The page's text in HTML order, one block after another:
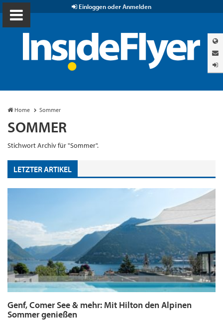
Einloggen oder Anmelden
Home Sommer
SOMMER
Stichwort Archiv für "Sommer".
LETZTER ARTIKEL
Genf, Comer See & mehr: Mit Hilton den Alpinen
Sommer genießen